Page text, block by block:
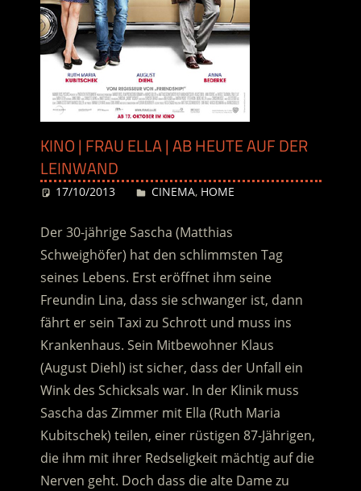
KINO | FRAU ELLA | AB HEUTE AUF DER
LEINWAND
17/10/2013 Desiree
CINEMA, HOME
Der 30-jährige Sascha (Matthias
Schweighöfer) hat den schlimmsten Tag
seines Lebens. Erst eröffnet ihm seine
Freundin Lina, dass sie schwanger ist, dann
fährt er sein Taxi zu Schrott und muss ins
Krankenhaus. Sein Mitbewohner Klaus
(August Diehl) ist sicher, dass der Unfall ein
Wink des Schicksals war. In der Klinik muss
Sascha das Zimmer mit Ella (Ruth Maria
Kubitschek) teilen, einer rüstigen 87-Jährigen,
die ihm mit ihrer Redseligkeit mächtig auf die
Nerven geht. Doch dass die alte Dame zu